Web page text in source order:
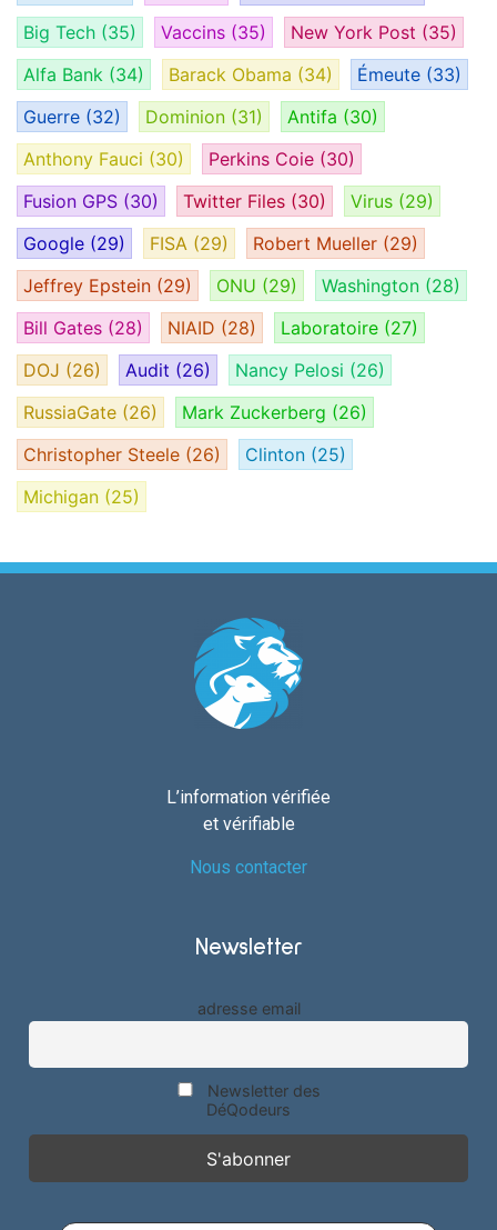
Big Tech (35) Vaccins (35) New York Post (35)
Alfa Bank (34) Barack Obama (34) Émeute (33)
Guerre (32) Dominion (31) Antifa (30)
Anthony Fauci (30) Perkins Coie (30)
Fusion GPS (30) Twitter Files (30) Virus (29)
Google (29) FISA (29) Robert Mueller (29)
Jeffrey Epstein (29) ONU (29) Washington (28)
Bill Gates (28) NIAID (28) Laboratoire (27)
DOJ (26) Audit (26) Nancy Pelosi (26)
RussiaGate (26) Mark Zuckerberg (26)
Christopher Steele (26) Clinton (25)
Michigan (25)
L’information vérifiée
et vérifiable
Nous contacter
Newsletter
adresse email
Newsletter des
DéQodeurs